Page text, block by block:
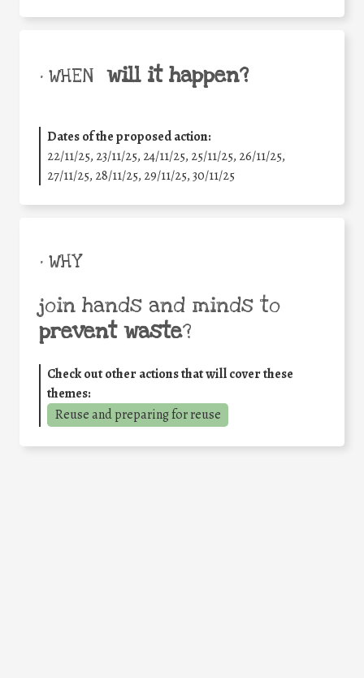
• WHEN will it happen?
Dates of the proposed action:
22/11/25, 23/11/25, 24/11/25, 25/11/25, 26/11/25,
27/11/25, 28/11/25, 29/11/25,30/11/25
• WHY
join hands and minds to
prevent waste?
Check out other actions that will cover these
themes:
Reuse and preparing for reuse